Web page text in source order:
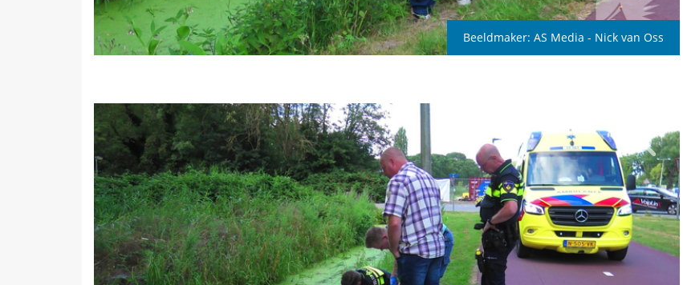
Beeldmaker: AS Media - Nick van Oss